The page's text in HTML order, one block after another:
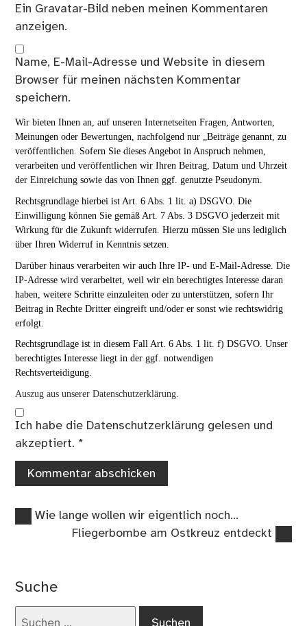
Ein Gravatar-Bild neben meinen Kommentaren
anzeigen.
Name, E-Mail-Adresse und Website in diesem
Browser für meinen nächsten Kommentar
speichern.
Wir bieten Ihnen an, auf unseren Internetseiten Fragen, Antworten,
Meinungen oder Bewertungen, nachfolgend nur „Beiträge genannt, zu
veröffentlichen. Sofern Sie dieses Angebot in Anspruch nehmen,
verarbeiten und veröffentlichen wir Ihren Beitrag, Datum und Uhrzeit
der Einreichung sowie das von Ihnen ggf. genutzte Pseudonym.
Rechtsgrundlage hierbei ist Art. 6 Abs. 1 lit. a) DSGVO. Die
Einwilligung können Sie gemäß Art. 7 Abs. 3 DSGVO jederzeit mit
Wirkung für die Zukunft widerrufen. Hierzu müssen Sie uns lediglich
über Ihren Widerruf in Kenntnis setzen.
Darüber hinaus verarbeiten wir auch Ihre IP- und E-Mail-Adresse. Die
IP-Adresse wird verarbeitet, weil wir ein berechtigtes Interesse daran
haben, weitere Schritte einzuleiten oder zu unterstützen, sofern Ihr
Beitrag in Rechte Dritter eingreift und/oder er sonst wie rechtswidrig
erfolgt.
Rechtsgrundlage ist in diesem Fall Art. 6 Abs. 1 lit. f) DSGVO. Unser
berechtigtes Interesse liegt in der ggf. notwendigen
Rechtsverteidigung.
Auszug aus unserer Datenschutzerklärung.
Ich habe die Datenschutzerklärung gelesen und
akzeptiert. *
Beitragsnavigation
Vorheriger
Wie lange wollen wir eigentlich noch…
Nächster
Fliegerbombe am Ostkreuz entdeckt
Suche